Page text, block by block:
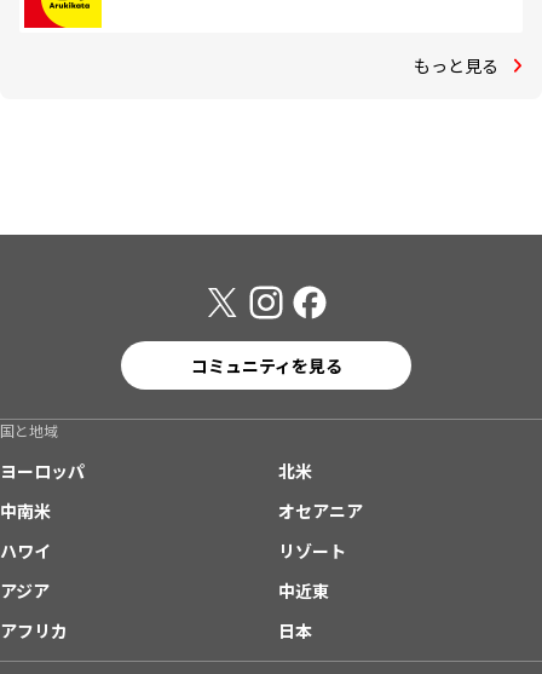
もっと見る
コミュニティを見る
国と地域
ヨーロッパ
北米
中南米
オセアニア
ハワイ
リゾート
アジア
中近東
アフリカ
日本